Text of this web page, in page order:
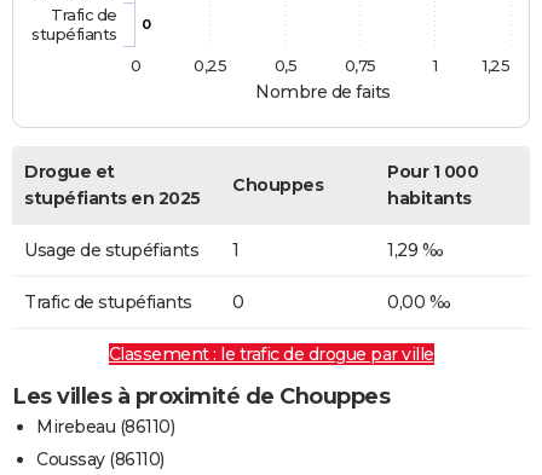
Nombre de faits
0
Trafic de
stupéfiants
0
1
0,25 0,5 0,75 1,25
Drogue et
stupéfiants en 2025
Chouppes
Pour 1 000
habitants
Usage de stupéfiants 1 1,29 ‰
Trafic de stupéfiants 0 0,00 ‰
Classement : le trafic de drogue par ville
Les villes à proximité de Chouppes
Mirebeau (86110)
Coussay (86110)